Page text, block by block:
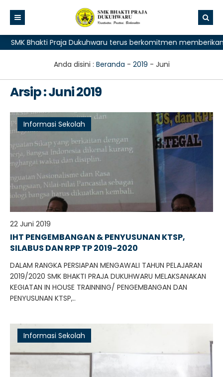
Bhakti Praja Dukuhwaru terus berkomitmen memberikan
Anda disini : Beranda - 2019 - Juni
Arsip : Juni 2019
Informasi Sekolah
22 Juni 2019
IHT PENGEMBANGAN & PENYUSUNAN KTSP,
SILABUS DAN RPP TP 2019-2020
DALAM RANGKA PERSIAPAN MENGAWALI TAHUN PELAJARAN
2019/2020 SMK BHAKTI PRAJA DUKUHWARU MELAKSANAKAN
KEGIATAN IN HOUSE TRAINNING/ PENGEMBANGAN DAN
PENYUSUNAN KTSP,..
Informasi Sekolah